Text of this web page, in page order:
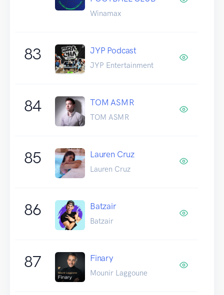
Winamax
83 JYP Podcast
JYP Entertainment
84 TOM ASMR
TOM ASMR
85 Lauren Cruz
Lauren Cruz
86 Batzair
Batzair
87 Finary
Mounir Laggoune